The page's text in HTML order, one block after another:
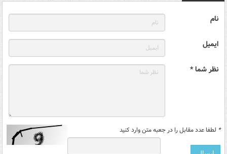
نام
ایمیل
نظر شما *
* لطفا عدد مقابل را در جعبه متن وارد کنید